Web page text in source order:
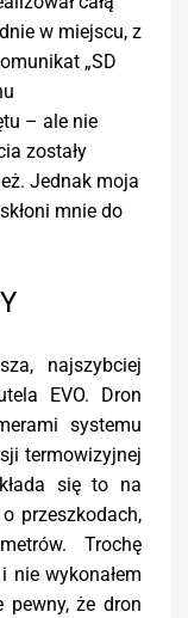
w miejscu, z
„SD
– ale nie
zostały
Jednak moja
mnie do
najszybciej
EVO. Dron
systemu
termowizyjnej
się to na
przeszkodach,
Trochę
nie wykonałem
że dron